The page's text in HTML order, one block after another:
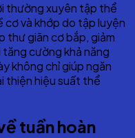
thường xuyên tập thể
cơ và khớp do tập luyện
thư giãn cơ bắp, giảm
cường khả năng
không chỉ giúp ngăn
thiện hiệu suất thể
tuần hoàn